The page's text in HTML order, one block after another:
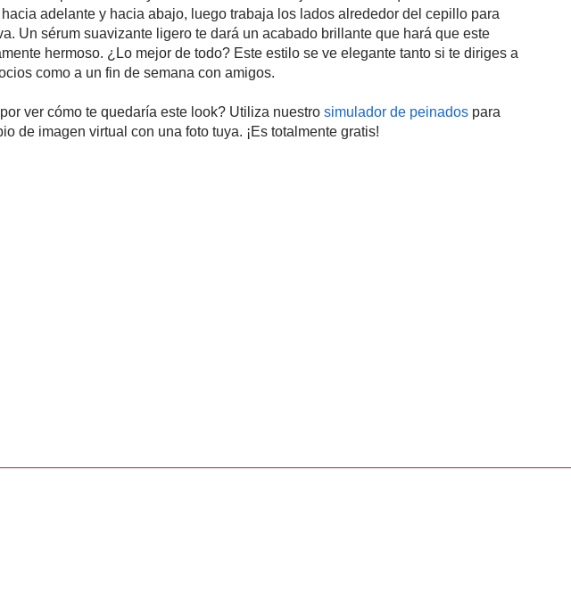
adelante y hacia abajo, luego trabaja los lados alrededor del cepillo para
Un sérum suavizante ligero te dará un acabado brillante que hará que este
hermoso. ¿Lo mejor de todo? Este estilo se ve elegante tanto si te diriges a
como a un fin de semana con amigos.
ver cómo te quedaría este look? Utiliza nuestro simulador de peinadospara
de imagen virtual con una foto tuya. ¡Es totalmente gratis!